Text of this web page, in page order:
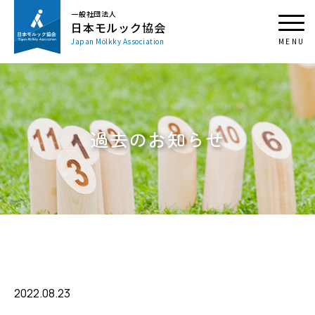
一般社団法人
日本モルック協会
Japan Mölkky Association
過去のお知らせ
2022.08.23